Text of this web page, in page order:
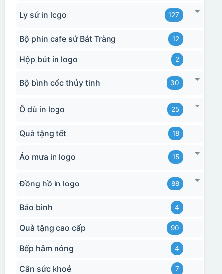
Ly sứ in logo 127
Bộ phin cafe sứ Bát Tràng 12
Hộp bút in logo 2
Bộ bình cốc thủy tinh 30
Ô dù in logo 25
Quà tặng tết 18
Áo mưa in logo 15
Đồng hồ in logo 88
Bảo bình 4
Quà tặng cao cấp 90
Bếp hâm nóng 4
Cân sức khoẻ 7